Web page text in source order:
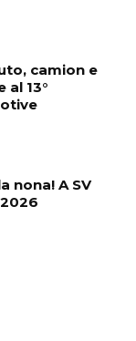
camion e
al 13°
nona! A SV